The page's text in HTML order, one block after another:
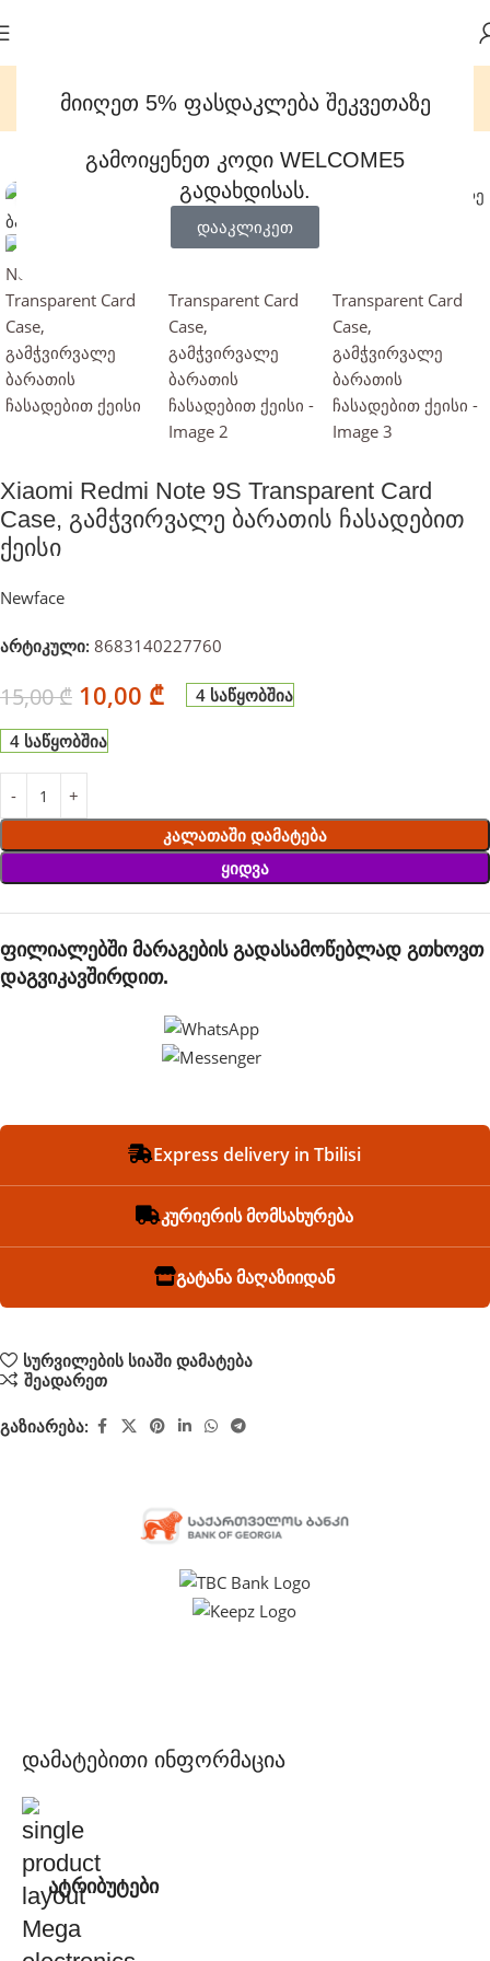
მიიღეთ 5% ფასდაკლება შეკვეთაზე
გამოიყენეთ კოდი WELCOME5
გადახდისას.
დააკლიკეთ
პლანშეტები მობილურის ქეისები Transparent Card Case
-33%
დააჭირეთ გასადიდებლად
Xiaomi Redmi Note 9S Transparent Card
Case, გამჭვირვალე ბარათის ჩასადებით
ქეისი
Newface
არტიკული: 8683140227760
15,00₾ 10,00 ₾ 4 საწყობშია
4 საწყობშია
Კალათაში Დამატება
Ყიდვა
ფილიალებში მარაგების გადასამოწებლად გთხოვთ
დაგვიკავშირდით.
Express delivery in Tbilisi
კურიერის მომსახურება
გატანა მაღაზიიდან
სურვილების სიაში დამატება
შეადარეთ
გაზიარება:
დამატებითი ინფორმაცია
ატრიბუტები